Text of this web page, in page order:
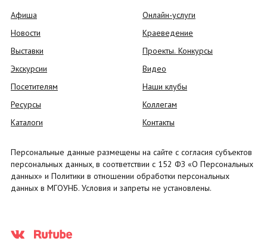
Афиша
Новости
Выставки
Экскурсии
Посетителям
Ресурсы
Каталоги
Онлайн-услуги
Краеведение
Проекты. Конкурсы
Видео
Наши клубы
Коллегам
Контакты
Персональные данные размещены на сайте с согласия субъектов
персональных данных, в соответствии с 152 ФЗ «О Персональных
данных» и Политики в отношении обработки персональных
данных в МГОУНБ. Условия и запреты не установлены.